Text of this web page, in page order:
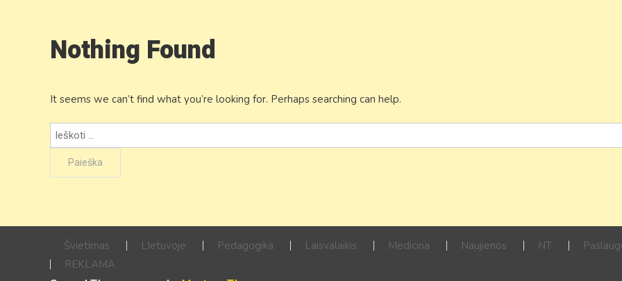
Nothing Found
It seems we can’t find what you’re looking for. Perhaps searching can help.
Ieškoti:
Švietimas LIetuvoje Pedagogika Laisvalaikis Medicina Naujienos NT
REKLAMA